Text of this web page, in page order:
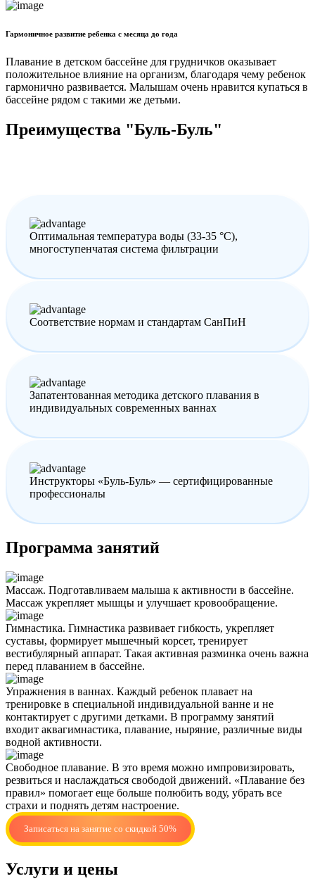
Гармоничное развитие ребенка с месяца до года
Плавание в детском бассейне для грудничков оказывает
положительное влияние на организм, благодаря чему ребенок
гармонично развивается. Малышам очень нравится купаться в
бассейне рядом с такими же детьми.
Преимущества "Буль-Буль"
Оптимальная температура воды (33-35 °C),
многоступенчатая система фильтрации
Соответствие нормам и стандартам СанПиН
Запатентованная методика детского плавания в
индивидуальных современных ваннах
Инструкторы «Буль-Буль» — сертифицированные
профессионалы
Программа занятий
Массаж. Подготавливаем малыша к активности в бассейне.
Массаж укрепляет мышцы и улучшает кровообращение.
Гимнастика. Гимнастика развивает гибкость, укрепляет
суставы, формирует мышечный корсет, тренирует
вестибулярный аппарат. Такая активная разминка очень важна
перед плаванием в бассейне.
Упражнения в ваннах. Каждый ребенок плавает на
тренировке в специальной индивидуальной ванне и не
контактирует с другими детками. В программу занятий
входит аквагимнастика, плавание, ныряние, различные виды
водной активности.
Свободное плавание. В это время можно импровизировать,
резвиться и наслаждаться свободой движений. «Плавание без
правил» помогает еще больше полюбить воду, убрать все
страхи и поднять детям настроение.
Записаться на занятие со скидкой 50%
Услуги и цены